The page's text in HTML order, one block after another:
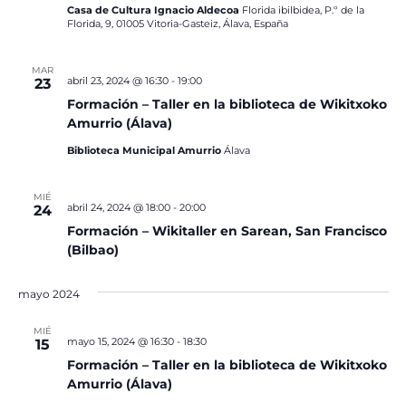
Casa de Cultura Ignacio Aldecoa Florida ibilbidea, P.º de la
Florida, 9, 01005 Vitoria-Gasteiz, Álava, España
MAR
23
Formación – Taller en la biblioteca de Wikitxoko
Amurrio (Álava)
abril 23, 2024 @ 16:30- 19:00
Biblioteca Municipal Amurrio Álava
MIÉ
24
Formación – Wikitaller en Sarean, San Francisco
(Bilbao)
abril 24, 2024 @ 18:00- 20:00
mayo 2024
MIÉ
15
Formación – Taller en la biblioteca de Wikitxoko
Amurrio (Álava)
mayo 15, 2024 @ 16:30- 18:30